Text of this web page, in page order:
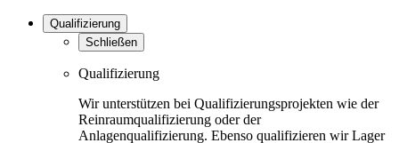
Qualifizierung
Schließen
Qualifizierung
Wir unterstützen bei Qualifizierungsprojekten wie der
Reinraumqualifizierung oder der
Anlagenqualifizierung. Ebenso qualifizieren wir Lager